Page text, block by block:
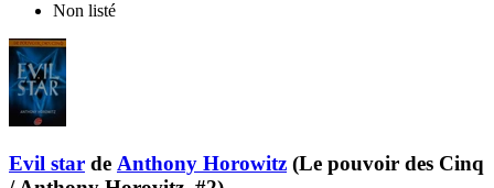
Non listé
Evil star de Anthony Horowitz (Le pouvoir des Cinq